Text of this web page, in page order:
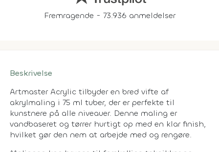
Fremragende - 73.936 anmeldelser
Beskrivelse
Artmaster Acrylic tilbyder en bred vifte af
akrylmaling i 75 ml tuber, der er perfekte til
kunstnere på alle niveauer. Denne maling er
vandbaseret og tørrer hurtigt op med en klar finish,
hvilket gør den nem at arbejde med og rengøre.